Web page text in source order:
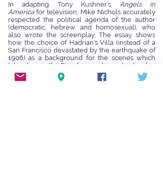
In adapting Tony Kushner’s Angels in
Americafor television, Mike Nichols accurately
respected the political agenda of the author
(democratic, hebrew and homosexual), who
also wrote the screenplay. The essay shows
how the choice of Hadrian’s Villa (instead of a
San Francisco devastated by the earthquake of
1906) as a background for the scenes which
take place in the Paradise can be understood as
coherent with Kushner’s ideological
perspective, as well as with his peculiar camp